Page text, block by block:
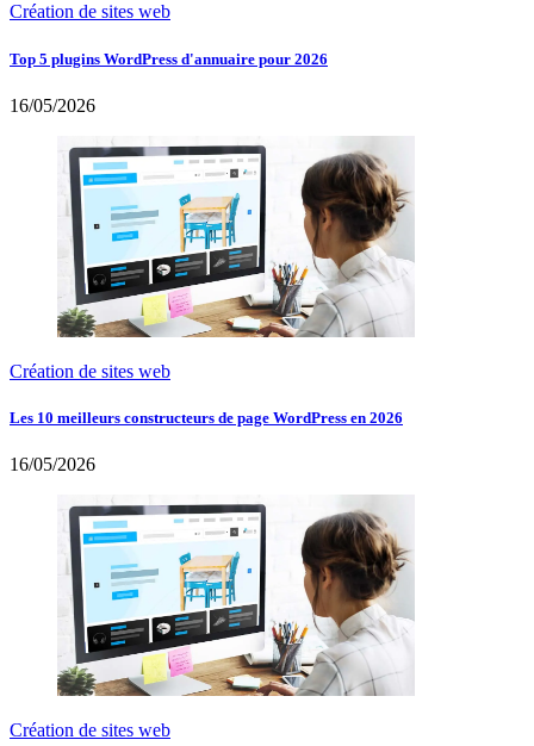
Création de sites web
Top 5 plugins WordPress d'annuaire pour 2026
16/05/2026
Création de sites web
Les 10 meilleurs constructeurs de page WordPress en 2026
16/05/2026
Création de sites web